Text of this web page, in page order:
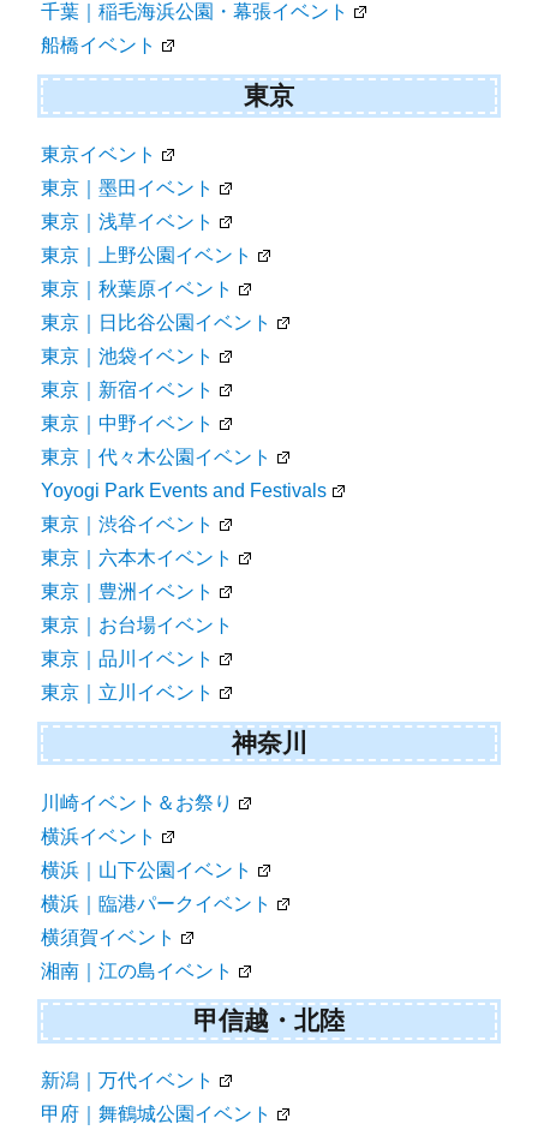
千葉｜稲毛海浜公園・幕張イベント
船橋イベント
東京
東京イベント
東京｜墨田イベント
東京｜浅草イベント
東京｜上野公園イベント
東京｜秋葉原イベント
東京｜日比谷公園イベント
東京｜池袋イベント
東京｜新宿イベント
東京｜中野イベント
東京｜代々木公園イベント
Yoyogi Park Events and Festivals
東京｜渋谷イベント
東京｜六本木イベント
東京｜豊洲イベント
東京｜お台場イベント
東京｜品川イベント
東京｜立川イベント
神奈川
川崎イベント＆お祭り
横浜イベント
横浜｜山下公園イベント
横浜｜臨港パークイベント
横須賀イベント
湘南｜江の島イベント
甲信越・北陸
新潟｜万代イベント
甲府｜舞鶴城公園イベント